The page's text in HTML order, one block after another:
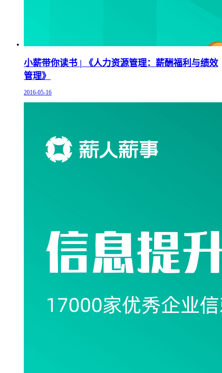
小薪带你读书 | 《人力资源管理：薪酬福利与绩效
管理》
2016-05-16